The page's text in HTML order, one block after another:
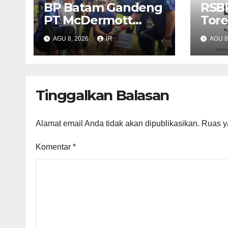
BP Batam Gandeng
PT McDermott
Tanam 400 Bambu
Betung di Waduk
Nongsa
AGU 8, 2026 IR AGU
Tinggalkan Balasan
Alamat email Anda tidak akan dipublikasikan. Ruas
Komentar *